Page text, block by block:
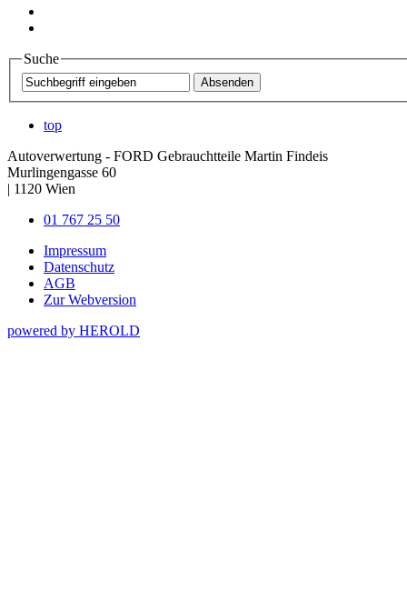
Suche
top
Autoverwertung - FORD Gebrauchtteile Martin Findeis
Murlingengasse 60
| 1120 Wien
01 767 25 50
Impressum
Datenschutz
AGB
Zur Webversion
powered by HEROLD